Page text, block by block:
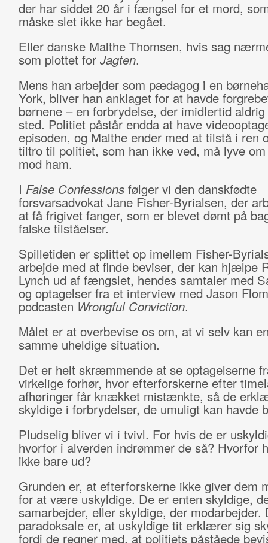
der har siddet 20 år i fængsel for et mord,
måske slet ikke har begået.
Eller danske Malthe Thomsen, hvis sag
som plottet for Jagten.
Mens han arbejder som pædagog i en
York, bliver han anklaget for at havde
børnene – en forbrydelse, der imidlertid
sted. Politiet påstår endda at have
episoden, og Malthe ender med at tilstå i ren
tiltro til politiet, som han ikke ved, må lyve
mod ham.
I False Confessionsfølger vi den danskfødte
forsvarsadvokat Jane Fisher-Byrialsen, der
at få frigivet fanger, som er blevet dømt på
falske tilståelser.
Spilletiden er splittet op imellem Fisher-
arbejde med at finde beviser, der kan hjælpe
Lynch ud af fængslet, hendes samtaler med
og optagelser fra et interview med Jason
podcasten Wrongful Conviction.
Målet er at overbevise os om, at vi selv kan
samme uheldige situation.
Det er helt skræmmende at se optagelserne
virkelige forhør, hvor efterforskerne efter
afhøringer får knækket mistænkte, så de
skyldige i forbrydelser, de umuligt kan havde
Pludselig bliver vi i tvivl. For hvis de er
hvorfor i alverden indrømmer de så? Hvorfor
ikke bare ud?
Grunden er, at efterforskerne ikke giver dem
for at være uskyldige. De er enten skyldige,
samarbejder, eller skyldige, der modarbejder.
paradoksale er, at uskyldige tit erklærer sig
fordi de regner med, at politiets påståede